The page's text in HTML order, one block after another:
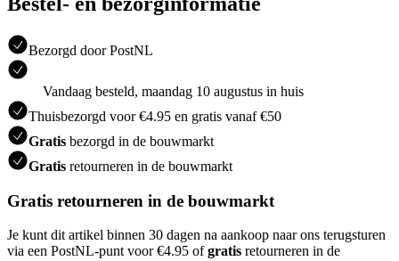
Bezorgd door PostNL
Vandaag besteld, maandag 10 augustus in huis
Thuisbezorgd voor €4.95 en gratis vanaf €50
Gratis bezorgd in de bouwmarkt
Gratis retourneren in de bouwmarkt
Gratis retourneren in de bouwmarkt
Je kunt dit artikel binnen 30 dagen na aankoop naar ons terugsturen
via een PostNL-punt voor €4.95 ofgratis retourneren in de